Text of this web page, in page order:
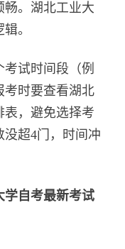
畅。湖北工业大
。
试时间段（例
考时要查看湖北
表，避免选择考
超4门，时间冲
自考最新考试